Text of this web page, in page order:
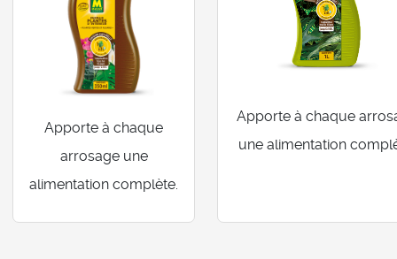
Apporte à chaque
arrosage une
alimentation complète.
Apporte à chaque
une alimentation